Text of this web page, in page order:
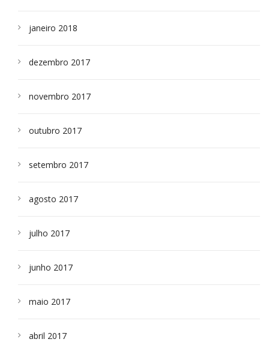
janeiro 2018
dezembro 2017
novembro 2017
outubro 2017
setembro 2017
agosto 2017
julho 2017
junho 2017
maio 2017
abril 2017